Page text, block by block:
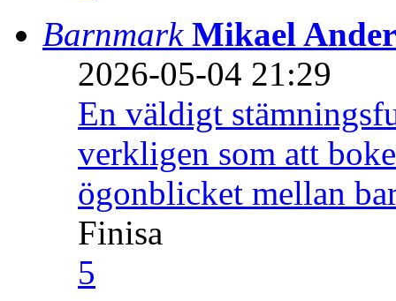
Barnmark Mikael
2026-05-04 21:29
En väldigt
verkligen som att
ögonblicket mellan
Finisa
5